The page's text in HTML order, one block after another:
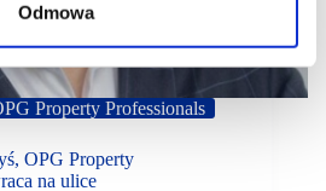
Odmowa
Property Professionals
OPG Property
na ulice